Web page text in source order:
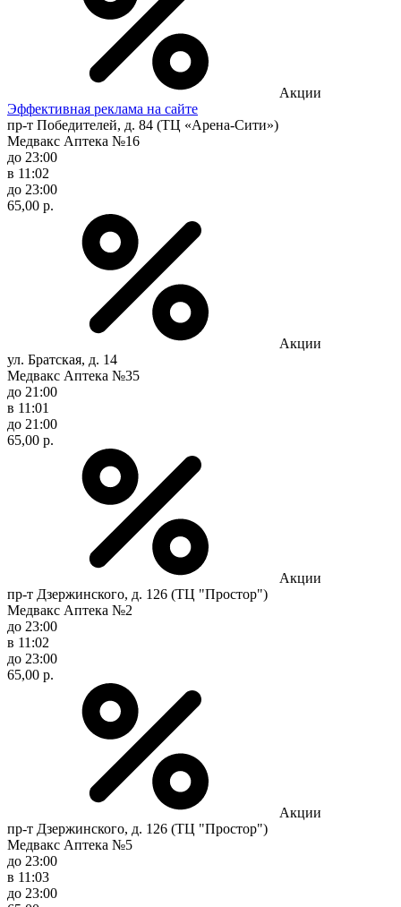
Акции
Эффективная реклама на сайте
пр-т Победителей, д. 84 (ТЦ «Арена-Сити»)
Медвакс Аптека №16
до 23:00
в 11:02
до 23:00
65,00 р.
Акции
ул. Братская, д. 14
Медвакс Аптека №35
до 21:00
в 11:01
до 21:00
65,00 р.
Акции
пр-т Дзержинского, д. 126 (ТЦ "Простор")
Медвакс Аптека №2
до 23:00
в 11:02
до 23:00
65,00 р.
Акции
пр-т Дзержинского, д. 126 (ТЦ "Простор")
Медвакс Аптека №5
до 23:00
в 11:03
до 23:00